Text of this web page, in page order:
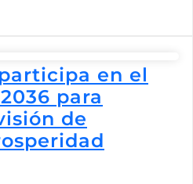
en el
para
de